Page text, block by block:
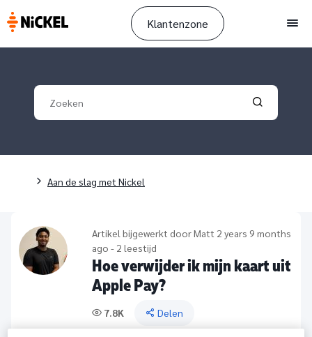
Klantenzone
Your search
Validate
Breadcrumb
Aan de slag met Nickel
Artikel bijgewerkt doorMatt 2 years 9 months
ago - 2 leestijd
Hoe verwijder ik mijn kaart uit
Apple Pay?
7.8K Delen